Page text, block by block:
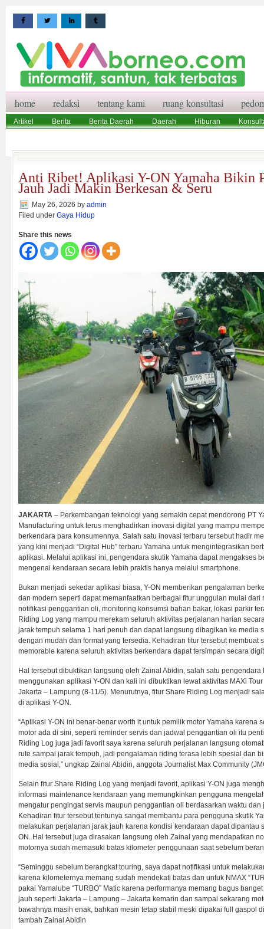
home redaksi tentang kami ruang konsultasi
Artikel Berita Berita Daerah Daerah Hiburan
Anti Ribet! Aplikasi Y-ON Yamaha Bikin
Jauh Jadi Makin Berkesan & Seru
May 26, 2026 by admin
Filed under Gaya Hidup
Share this news
JAKARTA – Perkembangan teknologi yang semakin cepat mendorong PT
Manufacturing untuk terus menghadirkan inovasi digital yang mampu
berkendara para konsumennya. Salah satu inovasi terbaru tersebut hadir
yang kini menjadi “Digital Hub” terbaru Yamaha untuk mengintegrasikan
aplikasi. Melalui aplikasi ini, pengendara skutik Yamaha dapat mengakses
mengenai kendaraan secara lebih praktis hanya melalui smartphone.
Bukan menjadi sekedar aplikasi biasa, Y-ON memberikan pengalaman
dan modern seperti dapat memanfaatkan berbagai fitur unggulan mulai dari
notifikasi penggantian oli, monitoring konsumsi bahan bakar, lokasi parkir
Riding Log yang mampu merekam seluruh aktivitas perjalanan harian
jarak tempuh selama 1 hari penuh dan dapat langsung dibagikan ke media
dengan mudah dan format yang tersedia. Kehadiran fitur tersebut membuat
memorable karena seluruh aktivitas berkendara dapat tersimpan secara
Hal tersebut dibuktikan langsung oleh Zainal Abidin, salah satu pengendara
menggunakan aplikasi Y-ON dan kali ini dibuktikan lewat aktivitas MAXi
Jakarta – Lampung (8-11/5). Menurutnya, fitur Share Riding Log menjadi
di aplikasi Y-ON.
“Aplikasi Y-ON ini benar-benar worth it untuk pemilik motor Yamaha karena
motor ada di sini, seperti reminder servis dan jadwal penggantian oli itu
Riding Log juga jadi favorit saya karena seluruh perjalanan langsung
rute sampai jarak tempuh, jadi pengalaman riding terasa lebih spesial dan
media sosial,” ungkap Zainal Abidin, anggota Journalist Max Community
Selain fitur Share Riding Log yang menjadi favorit, aplikasi Y-ON juga
informasi maintenance kendaraan yang memungkinkan pengguna
mengatur pengingat servis maupun penggantian oli berdasarkan waktu dan
Kehadiran fitur tersebut tentunya sangat membantu para pengguna skutik
melakukan perjalanan jarak jauh karena kondisi kendaraan dapat dipantau
ON. Hal tersebut juga dirasakan langsung oleh Zainal yang mendapatkan
motornya sudah memasuki batas kilometer penggunaan saat sebelum
“Seminggu sebelum berangkat touring, saya dapat notifikasi untuk
karena kilometernya memang sudah mendekati batas dan untuk NMAX
pakai Yamalube “TURBO” Matic karena performanya memang bagus
jauh seperti Jakarta – Lampung – Jakarta kemarin dan sampai sekarang
bawahnya masih enak, bahkan mesin tetap stabil meski dipakai full gaspol
tambah Zainal Abidin